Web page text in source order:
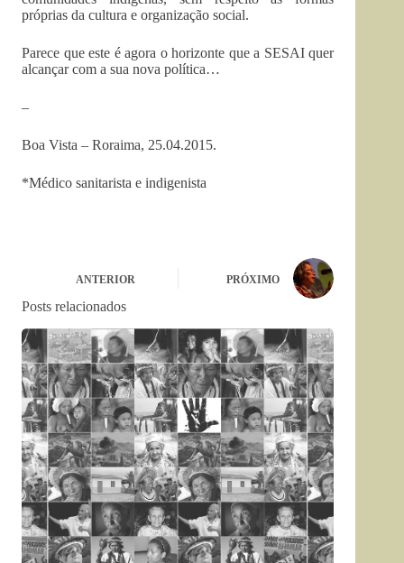
próprias da cultura e organização social.
Parece que este é agora o horizonte que a SESAI quer
alcançar com a sua nova política…
–
Boa Vista – Roraima, 25.04.2015.
*Médico sanitarista e indigenista
ANTERIOR PRÓXIMO
Posts relacionados